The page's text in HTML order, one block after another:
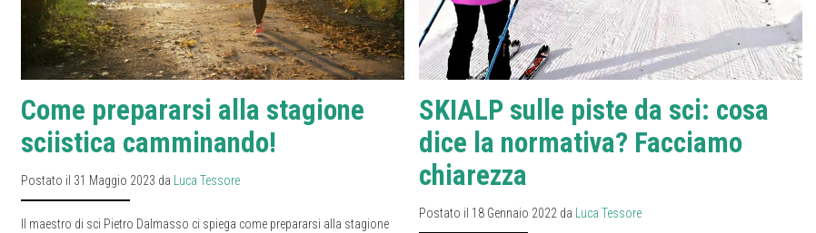
Come prepararsi alla stagione
sciistica camminando!
Postato il 31 Maggio 2023 da Luca Tessore
Il maestro di sci Pietro Dalmasso ci spiega come prepararsi alla stagione
SKIALP sulle piste da sci: cosa
dice la normativa? Facciamo
chiarezza
Postato il 18 Gennaio 2022 da Luca Tessore